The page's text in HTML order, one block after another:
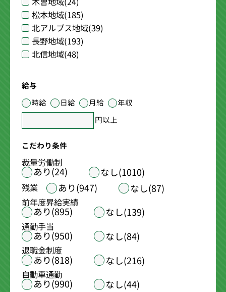
松本地域(185)
北アルプス地域(39)
長野地域(193)
北信地域(48)
給与
時給
日給 月給
年収
円以上
こだわり条件
裁量労働制
あり(24) なし(1010)
残業 あり(947) なし(87)
前年度昇給実績
あり(895) なし(139)
通勤手当
あり(950) なし(84)
退職金制度
あり(818) なし(216)
自動車通勤
あり(990) なし(44)